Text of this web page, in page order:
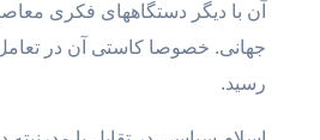
آن با دیگر دستگاههای فکری
جهانی. خصوصا کاستی آن در تعامل
رسید.